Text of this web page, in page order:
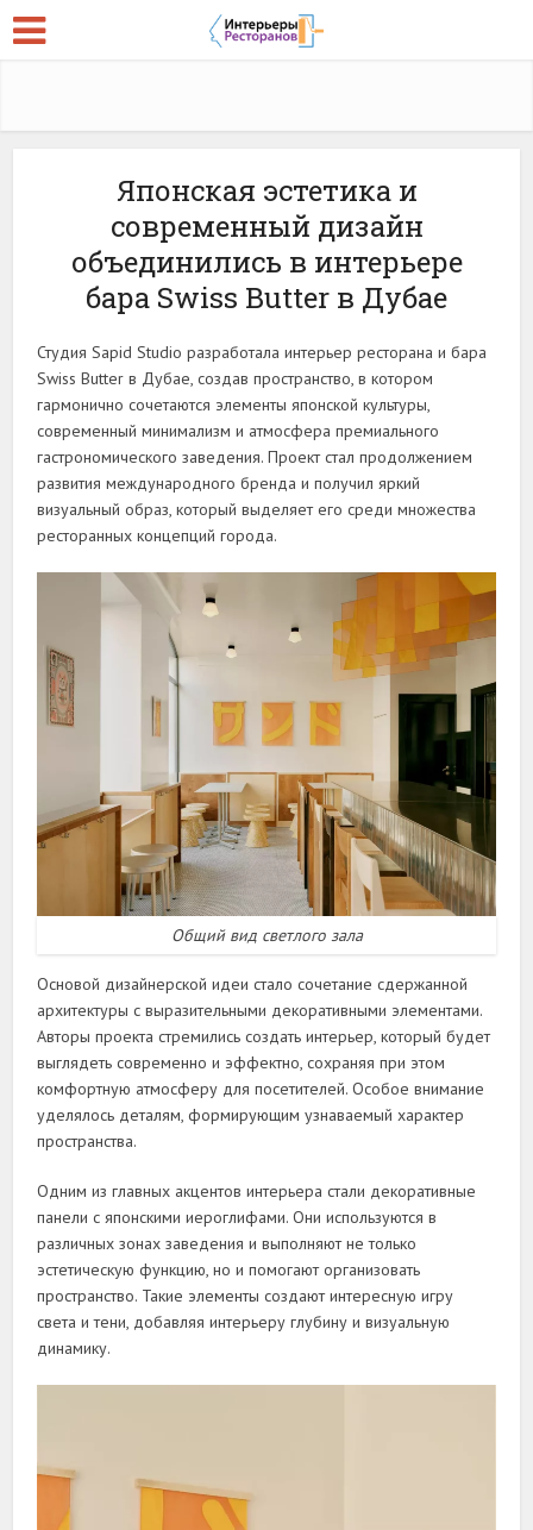
Японская эстетика и
современный дизайн
объединились в интерьере
бара Swiss Butter в Дубае
Студия Sapid Studio разработала интерьер ресторана и бара
Swiss Butter в Дубае, создав пространство, в котором
гармонично сочетаются элементы японской культуры,
современный минимализм и атмосфера премиального
гастрономического заведения. Проект стал продолжением
развития международного бренда и получил яркий
визуальный образ, который выделяет его среди множества
ресторанных концепций города.
Общий вид светлого зала
Основой дизайнерской идеи стало сочетание сдержанной
архитектуры с выразительными декоративными элементами.
Авторы проекта стремились создать интерьер, который будет
выглядеть современно и эффектно, сохраняя при этом
комфортную атмосферу для посетителей. Особое внимание
уделялось деталям, формирующим узнаваемый характер
пространства.
Одним из главных акцентов интерьера стали декоративные
панели с японскими иероглифами. Они используются в
различных зонах заведения и выполняют не только
эстетическую функцию, но и помогают организовать
пространство. Такие элементы создают интересную игру
света и тени, добавляя интерьеру глубину и визуальную
динамику.